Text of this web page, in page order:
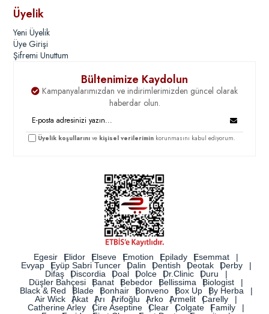
Üyelik
Yeni Üyelik
Üye Girişi
Şifremi Unuttum
Bültenimize Kaydolun
Kampanyalarımızdan ve indirimlerimizden güncel olarak
haberdar olun.
Üyelik koşullarını ve kişisel verilerimin korunmasını kabul ediyorum.
Egesir Elidor Elseve Emotion Epilady
Esemmat
Evyap
Eyüp Sabri Tuncer Dalin Dentish Deotak
Derby
Difaş
Discordia Doal Dolce Dr.Clinic
Duru
Düşler Bahçesi
Banat Bebedor Bellissima
Biologist
Black & Red
Blade Bonhair Bonveno Box Up
By Herba
Air Wick
Akat Arı Arifoğlu Arko Armelit
Carelly
Catherine Arley
Cire Aseptine Clear Colgate
Family